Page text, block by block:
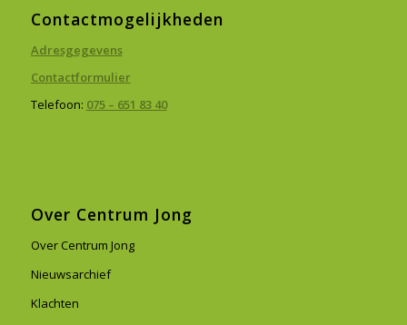
Contactmogelijkheden
Adresgegevens
Contactformulier
Telefoon: 075 – 651 83 40
Over Centrum Jong
Over Centrum Jong
Nieuwsarchief
Klachten